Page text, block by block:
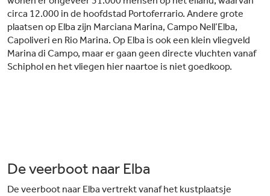
circa 12.000 in de hoofdstad Portoferrario. Andere grote
plaatsen op Elba zijn Marciana Marina, Campo Nell’Elba,
Capoliveri en Rio Marina. Op Elba is ook een klein vliegveld
Marina di Campo, maar er gaan geen directe vluchten vanaf
Schiphol en het vliegen hier naartoe is niet goedkoop.
De veerboot naar Elba
De veerboot naar Elba vertrekt vanaf het kustplaatsje